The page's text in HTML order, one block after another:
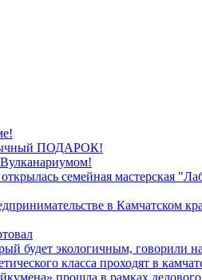
ПОДАРОК!
семейная мастерская
в Камчатском
будет экологичным, говорили
класса проходят в
прошла в рамках